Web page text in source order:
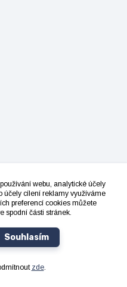
práva vyhrazena. Design od
Eshop-rychle.cz
webu, analytické účely
účely cílení reklamy využíváme
preferencí cookies můžete
spodní části stránek.
Souhlasím
zde.